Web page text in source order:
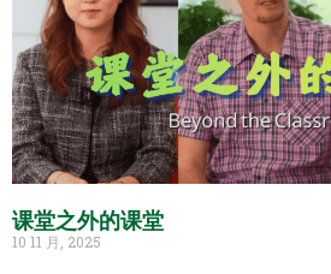
课堂之外的课堂
10 11 月, 2025